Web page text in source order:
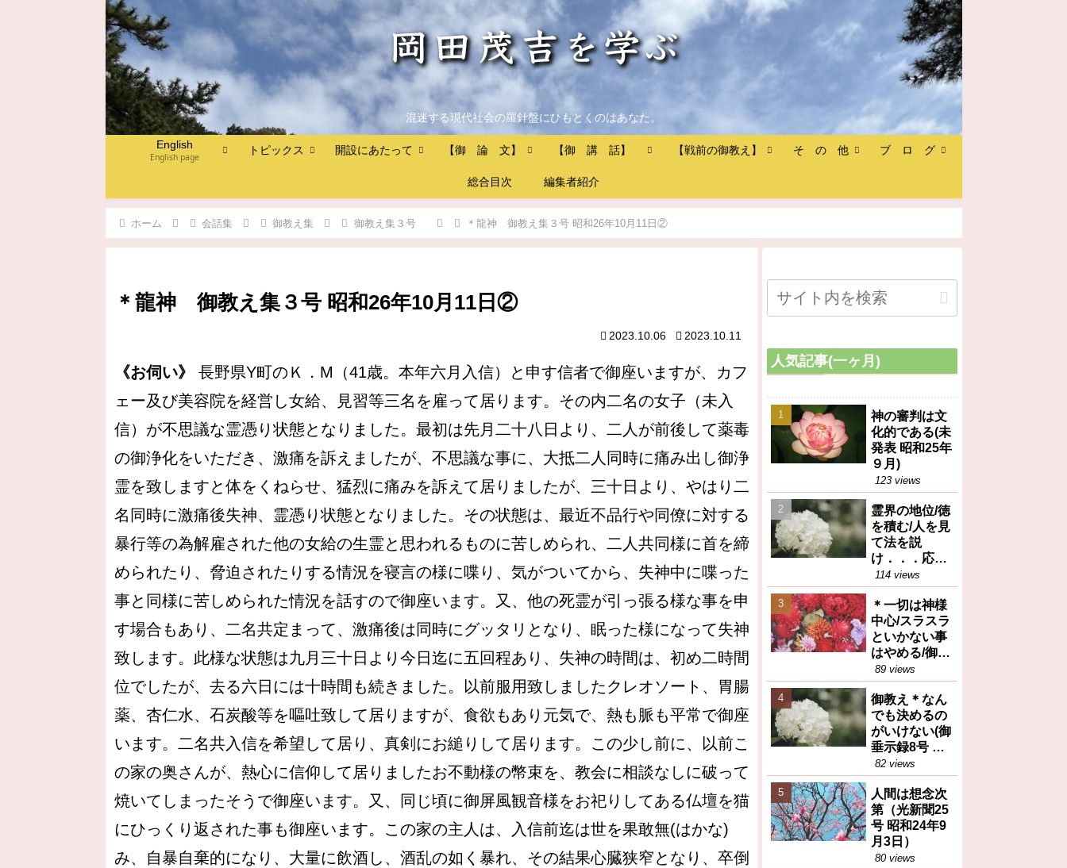
混迷する現代社会の羅針盤にひもとくのはあなた。
English
English page
トピックス 開設にあたって 【御 論 文】 【御 講 話】 【戦前の御教え】 そ の 他 ブ ロ グ
総合目次 編集者紹介
ホーム 会話集 御教え集 御教え集３号 ＊龍神 御教え集３号 昭和26年10月11日②
＊龍神 御教え集３号 昭和26年10月11日②
2023.10.06 2023.10.11
《お伺い》
長野県Y町のＫ．M（41歳。本年六月入信）と申す信者で御座いますが、カフ
ェー及び美容院を経営し女給、見習等三名を雇って居ります。その内二名の女子（未入
信）が不思議な霊憑り状態となりました。最初は先月二十八日より、二人が前後して薬毒
の御浄化をいただき、激痛を訴えましたが、不思議な事に、大抵二人同時に痛み出し御浄
霊を致しますと体をくねらせ、猛烈に痛みを訴えて居りましたが、三十日より、やはり二
名同時に激痛後失神、霊憑り状態となりました。その状態は、最近不品行や同僚に対する
暴行等の為解雇された他の女給の生霊と思われるものに苦しめられ、二人共同様に首を締
められたり、脅迫されたりする情況を寝言の様に喋り、気がついてから、失神中に喋った
事と同様に苦しめられた情況を話すので御座います。又、他の死霊が引っ張る様な事を申
す場合もあり、二名共定まって、激痛後は同時にグッタリとなり、眠った様になって失神
致します。此様な状態は九月三十日より今日迄に五回程あり、失神の時間は、初め二時間
位でしたが、去る六日には十時間も続きました。以前服用致しましたクレオソート、胃腸
薬、杏仁水、石炭酸等を嘔吐致して居りますが、食欲もあり元気で、熱も脈も平常で御座
います。二名共入信を希望して居り、真剣にお縋りして居ります。この少し前に、以前こ
の家の奥さんが、熱心に信仰して居りましたお不動様の幣束を、教会に相談なしに破って
焼いてしまったそうで御座います。又、同じ頃に御屏風観音様をお祀りしてある仏壇を猫
にひっくり返された事も御座います。この家の主人は、入信前迄は世を果敢無(はかな)
み、自暴自棄的になり、大量に飲酒し、酒乱の如く暴れ、その結果心臓狭窄となり、卒倒
人気記事(一ヶ月)
神の審判は文
化的である(未
発表 昭和25年
９月)
123 views
霊界の地位/徳
を積む/人を見
て法を説
け．．．応身
（御垂示録16
号昭和27年12
月1日④）
114 views
＊一切は神様
中心/スラスラ
といかない事
はやめる/御任
せ（御垂示録
16号昭和27年
12月1日①）
89 views
御教え＊なん
でも決めるの
がいけない(御
垂示録8号 昭
和27年4月1日
②)
82 views
人間は想念次
第（光新聞25
号 昭和24年9
月3日）
80 views